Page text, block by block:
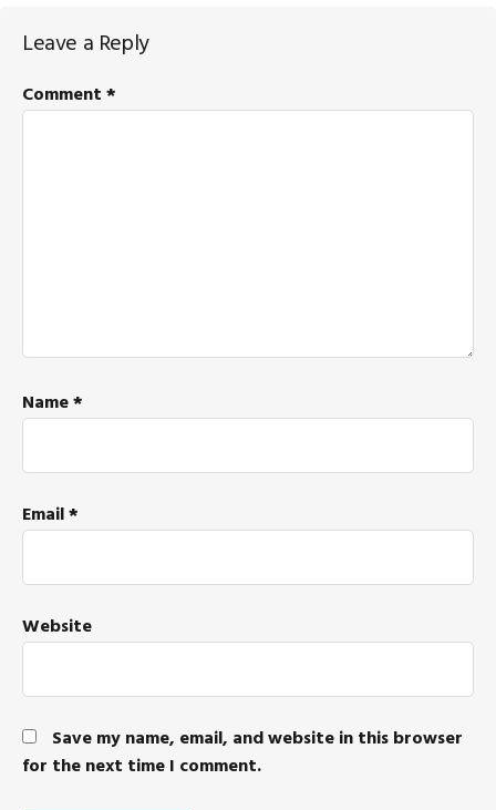
Reader
Interactions
Leave a Reply
Comment*
Name*
Email*
Website
Save my name, email, and website in this browser
for the next time I comment.